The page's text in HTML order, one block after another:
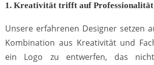
1. Kreativität trifft auf Professionalität
Unsere erfahrenen Designer setzen
Kombination aus Kreativität und
ein Logo zu entwerfen, das